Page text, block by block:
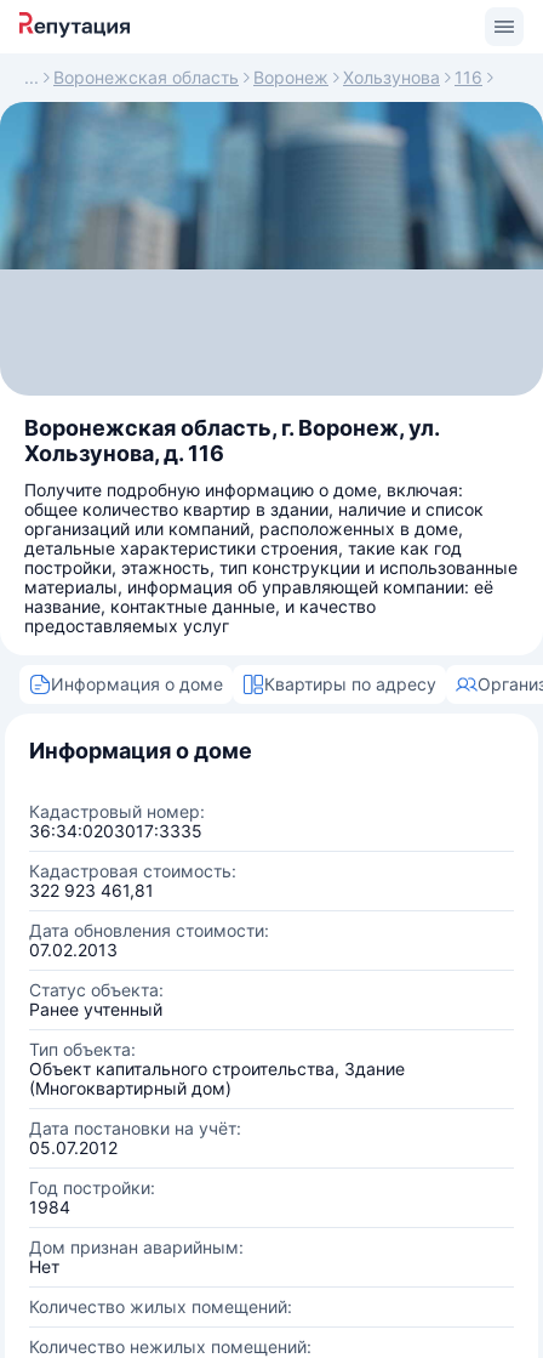
Воронежская область Воронеж Хользунова 116
Воронежская область, г. Воронеж, ул.
Хользунова, д. 116
Получите подробную информацию о доме, включая:
общее количество квартир в здании, наличие и список
организаций или компаний, расположенных в доме,
детальные характеристики строения, такие как год
постройки, этажность, тип конструкции и использованные
материалы, информация об управляющей компании: её
название, контактные данные, и качество
предоставляемых услуг
Информация о доме Квартиры по адресу
Информация о доме
Кадастровый номер:
36:34:0203017:3335
Кадастровая стоимость:
322 923 461,81
Дата обновления стоимости:
07.02.2013
Статус объекта:
Ранее учтенный
Тип объекта:
Объект капитального строительства, Здание
(Многоквартирный дом)
Дата постановки на учёт:
05.07.2012
Год постройки:
1984
Дом признан аварийным:
Нет
Количество жилых помещений:
Количество нежилых помещений: